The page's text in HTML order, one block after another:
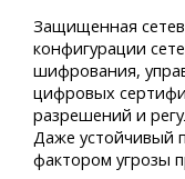
Защищенная
конфигурации
шифрования,
цифровых
разрешений и
Даже устойчивый
фактором угрозы